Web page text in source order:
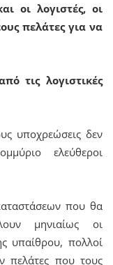
οι λογιστές, οι
πελάτες για να
τις λογιστικές
υποχρεώσεις δεν
ελεύθεροι
που θα
μηνιαίως οι
υπαίθρου, πολλοί
πελάτες που τους